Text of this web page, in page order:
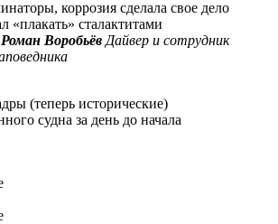
коррозия сделала свое дело
«плакать» сталактитами
Роман Воробьёв Дайвер и сотрудник
(теперь исторические)
судна за день до начала